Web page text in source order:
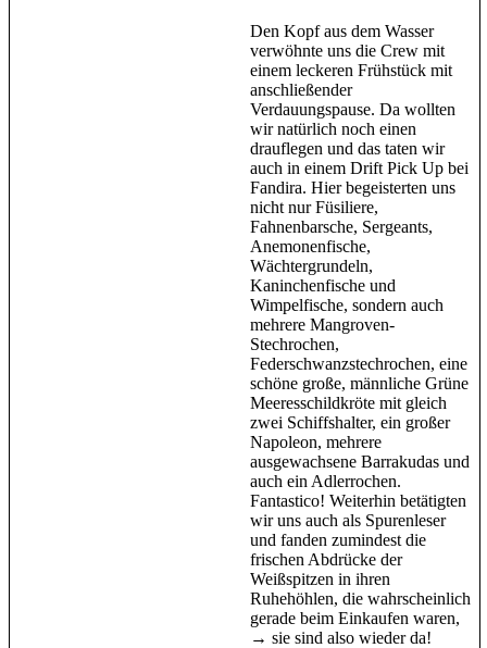
Den Kopf aus dem Wasser
verwöhnte uns die Crew mit
einem leckeren Frühstück mit
anschließender
Verdauungspause. Da wollten
wir natürlich noch einen
drauflegen und das taten wir
auch in einem Drift Pick Up bei
Fandira. Hier begeisterten uns
nicht nur Füsiliere,
Fahnenbarsche, Sergeants,
Anemonenfische,
Wächtergrundeln,
Kaninchenfische und
Wimpelfische, sondern auch
mehrere Mangroven-
Stechrochen,
Federschwanzstechrochen, eine
schöne große, männliche Grüne
Meeresschildkröte mit gleich
zwei Schiffshalter, ein großer
Napoleon, mehrere
ausgewachsene Barrakudas und
auch ein Adlerrochen.
Fantastico! Weiterhin betätigten
wir uns auch als Spurenleser
und fanden zumindest die
frischen Abdrücke der
Weißspitzen in ihren
Ruhehöhlen, die wahrscheinlich
gerade beim Einkaufen waren,
→ sie sind also wieder da!